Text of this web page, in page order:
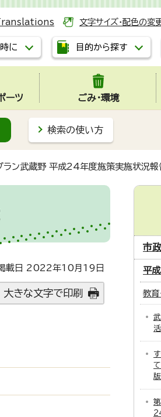
文字サイズ・配色の変
に 目的から探す
ーツ ごみ・環境
検索の使い方
ラン武蔵野 平成24年度施策実施状況報
日 2022年10月19日
大きな文字で印刷
市
平
教育
版